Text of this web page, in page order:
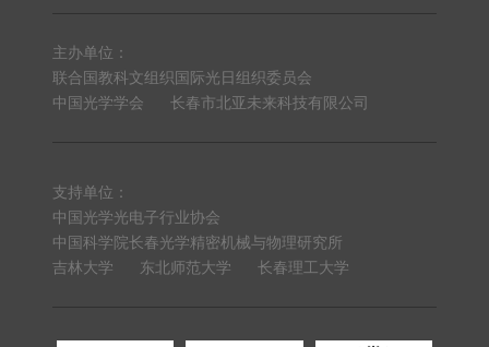
主办单位：
联合国教科文组织国际光日组织委员会
中国光学学会
长春市北亚未来科技有限公司
支持单位：
中国光学光电子行业协会
中国科学院长春光学精密机械与物理研究所
吉林大学
东北师范大学 长春理工大学